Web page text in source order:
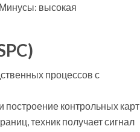
высокая
процессов с
построение контрольных карт
техник получает сигнал